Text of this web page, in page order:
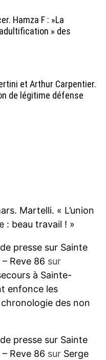
Hamza F : »La
» des
et Arthur Carpentier.
de légitime défense
Martelli. « L’union
: beau travail ! »
presse sur Sainte
Reve 86 sur
à Sainte-
enfonce les
des non
presse sur Sainte
Reve 86 sur Serge